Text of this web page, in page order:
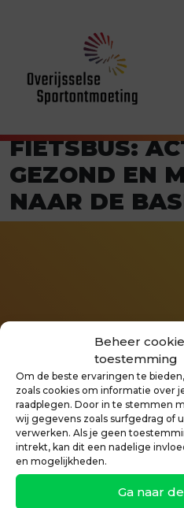
Beheer cookie
toestemming
Om de beste ervaringen te
zoals cookies om informatie over
raadplegen. Door in te stemmen
wij gegevens zoals surfgedrag of
verwerken. Als je geen
intrekt, kan dit een nadelige
en mogelijkheden.
Ga naar
FIETSBUS:
GEZOND EN
NAAR DE